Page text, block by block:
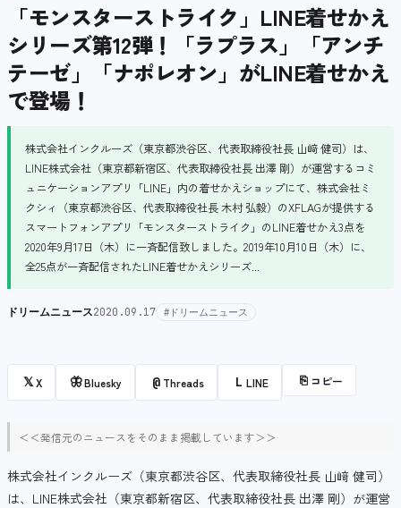
「モンスターストライク」LINE着せかえ
シリーズ第12弾！「ラプラス」「アンチ
テーゼ」「ナポレオン」がLINE着せかえ
で登場！
株式会社インクルーズ（東京都渋谷区、代表取締役社長 山﨑 健司）は、
LINE株式会社（東京都新宿区、代表取締役社長 出澤 剛）が運営するコミ
ュニケーションアプリ「LINE」内の着せかえショップにて、株式会社ミ
クシィ（東京都渋谷区、代表取締役社長 木村 弘毅）のXFLAGが提供する
スマートフォンアプリ「モンスターストライク」のLINE着せかえ3点を
2020年9月17日（木）に一斉配信致しました。2019年10月10日（木）に、
全25点が一斉配信されたLINE着せかえシリーズ...
ドリームニュース2020.09.17 #ドリームニュース
𝕏X 🦋Bluesky @ Threads L LINE ⎘ コピー
＜＜発信元のニュースをそのまま掲載しています＞＞
株式会社インクルーズ（東京都渋谷区、代表取締役社長 山﨑 健司）
は、LINE株式会社（東京都新宿区、代表取締役社長 出澤 剛）が運営